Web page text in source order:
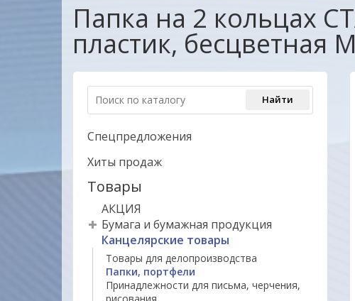
Папка на 2 кольцах
пластик, бесцветная
Спецпредложения
Хиты продаж
Товары
АКЦИЯ
Бумага и бумажная продукция
Канцелярские товары
Товары для делопроизводства
Папки, портфели
Принадлежности для письма, черчения,